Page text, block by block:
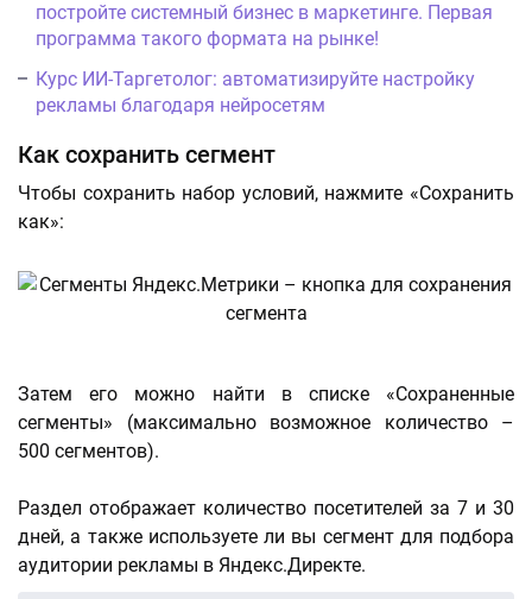
постройте системный бизнес в маркетинге. Первая
программа такого формата на рынке!
Курс ИИ-Таргетолог: автоматизируйте настройку
рекламы благодаря нейросетям
Как сохранить сегмент
Чтобы сохранить набор условий, нажмите «Сохранить
как»:
Затем его можно найти в списке «Сохраненные
сегменты» (максимально возможное количество –
500 сегментов).
Раздел отображает количество посетителей за 7 и 30
дней, а также используете ли вы сегмент для подбора
аудитории рекламы в Яндекс.Директе.